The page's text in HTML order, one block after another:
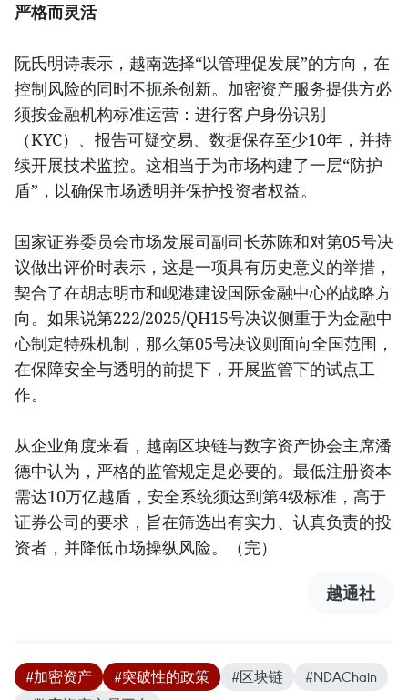
严格而灵活
阮氏明诗表示，越南选择“以管理促发展”的方向，在
控制风险的同时不扼杀创新。加密资产服务提供方必
须按金融机构标准运营：进行客户身份识别
（KYC）、报告可疑交易、数据保存至少10年，并持
续开展技术监控。这相当于为市场构建了一层“防护
盾”，以确保市场透明并保护投资者权益。
国家证券委员会市场发展司副司长苏陈和对第05号决
议做出评价时表示，这是一项具有历史意义的举措，
契合了在胡志明市和岘港建设国际金融中心的战略方
向。如果说第222/2025/QH15号决议侧重于为金融中
心制定特殊机制，那么第05号决议则面向全国范围，
在保障安全与透明的前提下，开展监管下的试点工
作。
从企业角度来看，越南区块链与数字资产协会主席潘
德中认为，严格的监管规定是必要的。最低注册资本
需达10万亿越盾，安全系统须达到第4级标准，高于
证券公司的要求，旨在筛选出有实力、认真负责的投
资者，并降低市场操纵风险。（完）
越通社
#加密资产 #突破性的政策 #区块链
#NDAChain